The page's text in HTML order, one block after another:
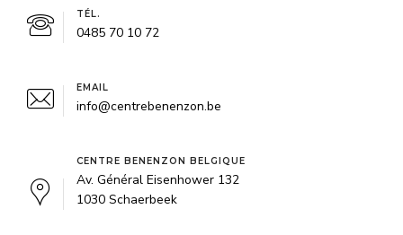
TÉL.
0485 70 10 72
EMAIL
info@centrebenenzon.be
CENTRE BENENZON BELGIQUE
Av. Général Eisenhower 132
1030 Schaerbeek